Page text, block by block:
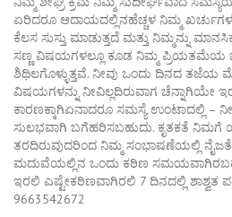
ಏರಿದರೂ ಆದಾಯದಲ್ಲಿನಹೆಚ್ಚಳ ನಿಮ್ಮ
ಕೆಲಸ ಸುಸ್ತು ಮಾಡುತ್ತದೆ ಮತ್ತು ನಿಮ್ಮನ್ನು
ಸಣ್ಣ ವಿಷಯಗಳಲ್ಲೂ ಕೂಡ ನಿಮ್ಮ ಪ್ರಿಯತಮೆಯ
ಶಿಥಿಲಗೊಳ್ಳುತ್ತವೆ. ನೀವು ಒಂದು ದಿನದ ತಜೆಯ
ವಿಷಯಗಳನ್ನು ನೀವಿಲ್ಲದಿರುವಾಗ ಚೆನ್ನಾಗಿಯೇ
ಕಾರಣಕ್ಕಾಗಿಏನಾದರೂ ಸಮಸ್ಯೆ ಉಂಟಾದಲ್ಲಿ –
ಸುಲಭವಾಗಿ ಬಗೆಹರಿಸಬಹುದು. ಕೃತಕತೆ ನಿಮಗೆ
ತರದಿರುವುದರಿಂದ ನಿಮ್ಮ ಸಂಭಾಷಣೆಯಲ್ಲಿ
ಮದುವೆಯಲ್ಲಿನ ಒಂದು ಕಠಿಣ
ಇರಲಿ ಎಷ್ಟೇಕಠಿಣವಾಗಿರಲಿ 7 ದಿನದಲ್ಲಿ ಶಾಶ್ವತ
9663542672